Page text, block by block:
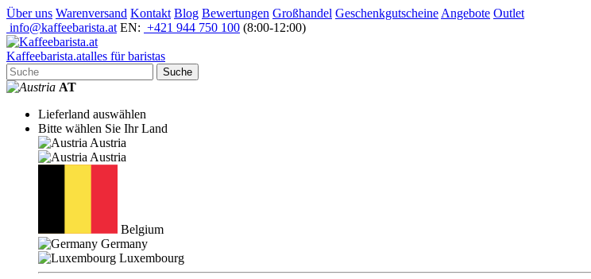
Über uns Warenversand Kontakt Blog Bewertungen Großhandel Geschenkgutscheine Angebote Outlet
info@kaffeebarista.at EN: +421 944 750 100 (8:00-12:00)
Kaffeebarista.atalles für baristas
Suche
AT
Lieferland auswählen
Bitte wählen Sie Ihr Land
Austria
Austria
Belgium
Germany
Luxembourg